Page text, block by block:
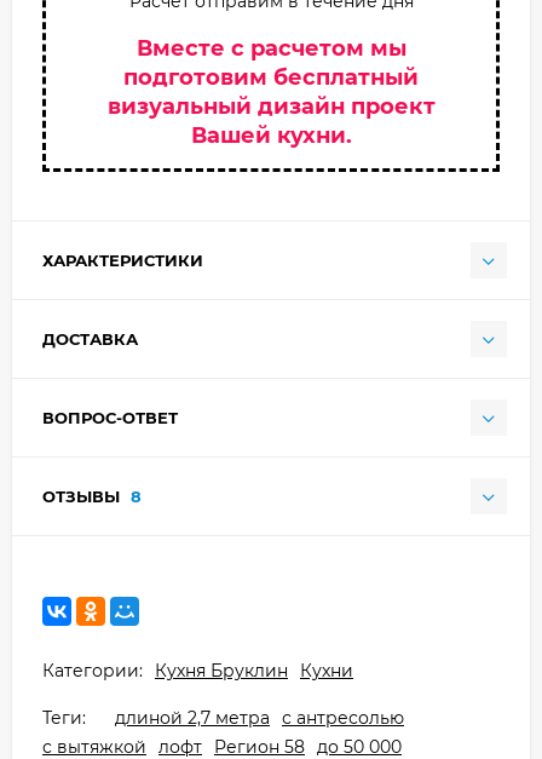
Вместе с расчетом мы
подготовим бесплатный
визуальный дизайн проект
Вашей кухни.
ХАРАКТЕРИСТИКИ
ДОСТАВКА
ВОПРОС-ОТВЕТ
ОТЗЫВЫ 8
Категории: Кухня Бруклин Кухни
Теги: длиной 2,7 метра
с антресолью
с вытяжкой
лофт Регион 58 до 50 000